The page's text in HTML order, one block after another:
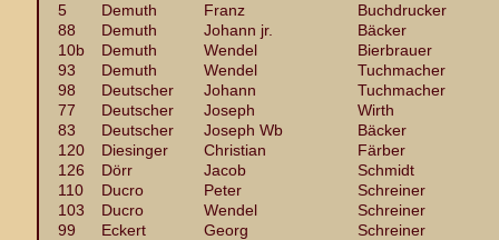
5
Demuth Franz
Buchdrucker
88
Demuth Johann jr.
Bäcker
10b
Demuth Wendel
Bierbrauer
93
Demuth Wendel
Tuchmacher
98
Deutscher Johann
Tuchmacher
77
Deutscher Joseph
Wirth
83
Deutscher Joseph Wb
Bäcker
120
Diesinger Christian
Färber
126
Dörr Jacob
Schmidt
110
Ducro Peter
Schreiner
103
Ducro Wendel
Schreiner
99
Eckert Georg
Schreiner